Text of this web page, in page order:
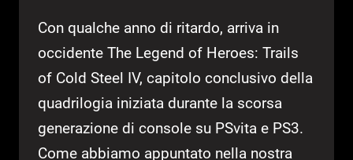
Con qualche anno di ritardo, arriva in
occidente The Legend of Heroes: Trails
of Cold Steel IV, capitolo conclusivo della
quadrilogia iniziata durante la scorsa
generazione di console su PSvita e PS3.
Come abbiamo appuntato nella nostra